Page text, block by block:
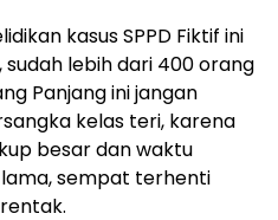
kasus SPPD Fiktif ini
lebih dari 400 orang
Panjang ini jangan
kelas teri, karena
besar dan waktu
sempat terhenti